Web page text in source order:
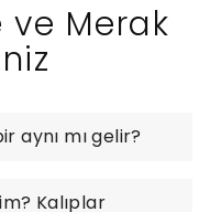
Merak
aynı mı gelir?
Kalıplar